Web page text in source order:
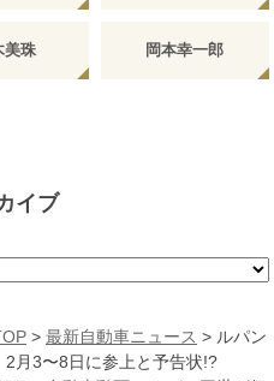
美珠 岡本幸一郎
イブ
> 最新自動車ニュース > ルパン
月3〜8日に参上と予告状!?